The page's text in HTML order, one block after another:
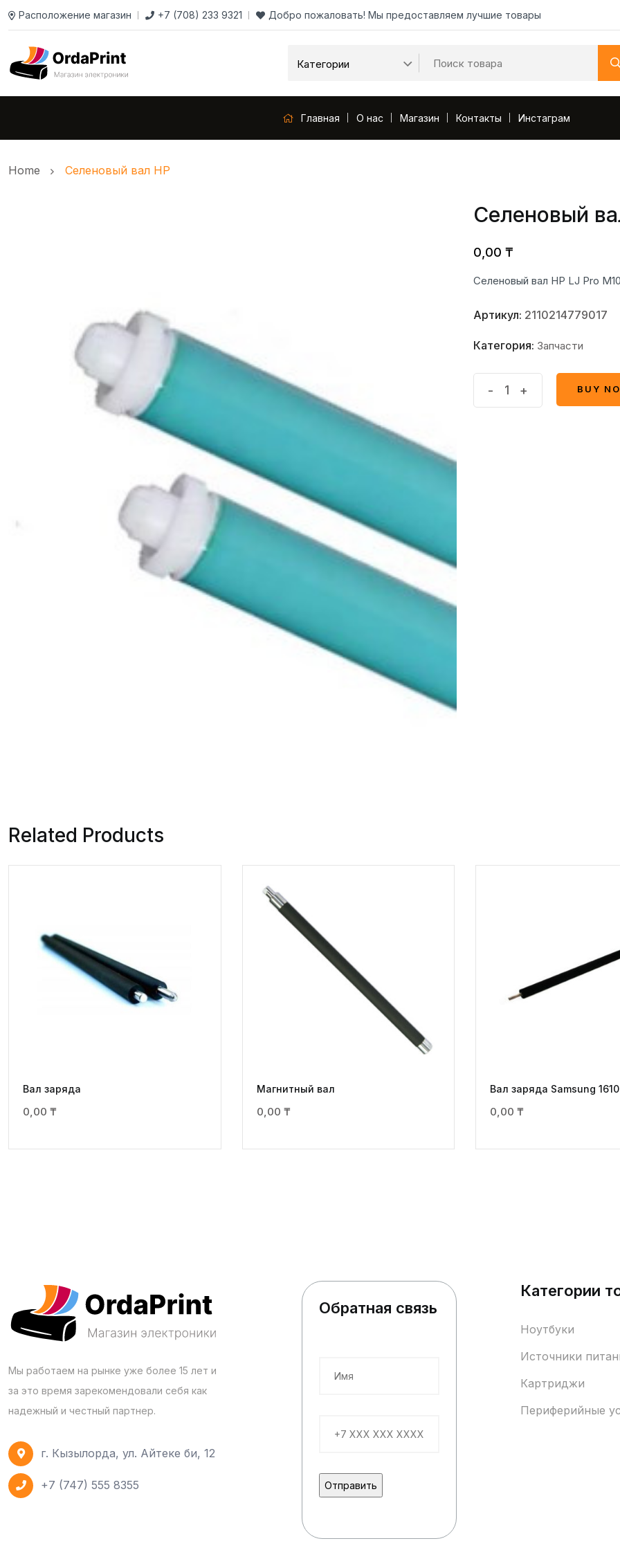
Расположение магазин +7 (708) 233 9321 Добро пожаловать! Мы предоставляем лучшие товары
Главная О нас Магазин Контакты Инстаграм
Home Селеновый вал HP
Селеновый
0,00 ₸
Селеновый вал HP LJ Pro
Артикул: 2110214779017
Категория: Запчасти
- +
BUY
Related Products
Вал заряда
0,00 ₸
Магнитный вал
0,00 ₸
Вал заряда Samsung 1610
0,00 ₸
Мы работаем на рынке уже более 15 лет и
за это время зарекомендовали себя как
надежный и честный партнер.
г. Кызылорда, ул. Айтеке би, 12
+7 (747) 555 8355
Обратная связь
Категории
Ноутбуки
Источники
Картриджи
Периферийные